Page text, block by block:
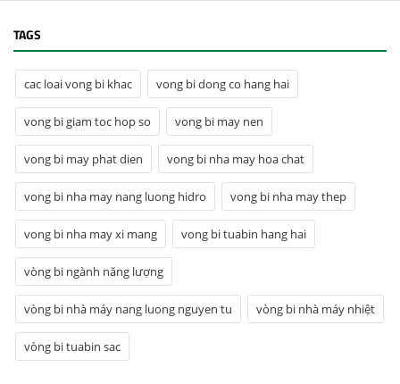
TAGS
cac loai vong bi khac vong bi dong co hang hai
vong bi giam toc hop so vong bi may nen
vong bi may phat dien vong bi nha may hoa chat
vong bi nha may nang luong hidro vong bi nha may thep
vong bi nha may xi mang vong bi tuabin hang hai
vòng bi ngành năng lượng
vòng bi nhà máy nang luong nguyen tu vòng bi nhà máy nhiệt
vòng bi tuabin sac